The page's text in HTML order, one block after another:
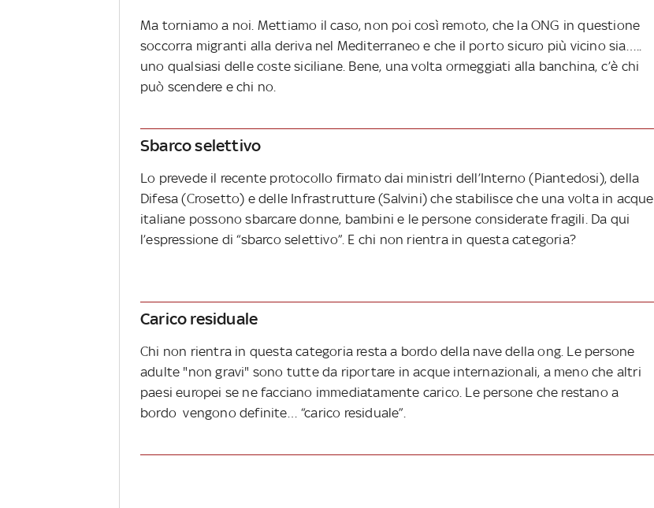
Ma torniamo a noi. Mettiamo il caso, non poi così remoto, che la ONG in questione
soccorra migranti alla deriva nel Mediterraneo e che il porto sicuro più vicino sia…..
uno qualsiasi delle coste siciliane. Bene, una volta ormeggiati alla banchina, c’è chi
può scendere e chi no.
Sbarco selettivo
Lo prevede il recente protocollo firmato dai ministri dell’Interno (Piantedosi), della
Difesa (Crosetto) e delle Infrastrutture (Salvini)che stabilisce che una volta in acque
italiane possono sbarcare donne, bambini e le persone considerate fragili. Da qui
l’espressione di “sbarco selettivo”. E chi non rientra in questa categoria?
Carico residuale
Chi non rientra in questa categoria resta a bordo della nave della ong. Le persone
adulte "non gravi" sono tutte da riportare in acque internazionali, a meno che altri
paesi europei se ne facciano immediatamente carico. Le persone che restano a
bordo vengono definite… “carico residuale”.